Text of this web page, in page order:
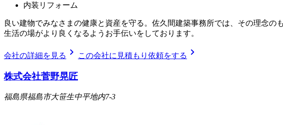
内装リフォーム
良い建物でみなさまの健康と資産を守る。佐久間建築事務所では、その理念の
生活の場がより良くなるようお手伝いをしております。
会社の詳細を見る chevron_right この会社に見積もり依頼をする chevron_right
株式会社菅野晃匠
福島県福島市大笹生中平地内7-3